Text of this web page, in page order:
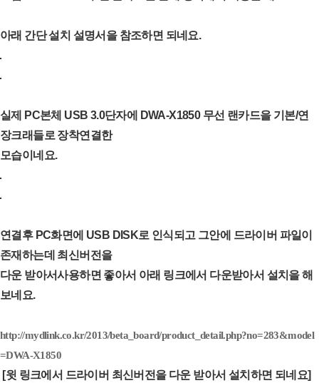
아래 간단 설치 설명서을 참조하면 되네요.
실제 PC본체 USB 3.0단자에 DWA-X1850 무선 랜카드을 기본/연
장크래들로 장착연결한
모습이네요.
연결후 PC화면에 USB DISK로 인식되고 그안에 드라이버 파일이
존재하는데 최신버전을
다운 받아서사용하면 좋아서 아래 링크에서 다운받아서 설치을 해
보네요.
http://mydlink.co.kr/2013/beta_board/product_detail.php?no=283&model
=DWA-X1850
[윗 링크에서 드라이버 최신버전을 다운 받아서 설치하면 되네요]